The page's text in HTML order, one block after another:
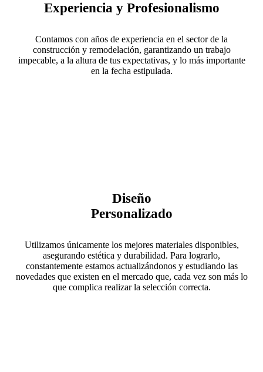
Experiencia y Profesionalismo
Contamos con años de experiencia en el sector de la
construcción y remodelación, garantizando un trabajo
impecable, a la altura de tus expectativas, y lo más importante
en la fecha estipulada.
Diseño
Personalizado
Utilizamos únicamente los mejores materiales disponibles,
asegurando estética y durabilidad. Para lograrlo,
constantemente estamos actualizándonos y estudiando las
novedades que existen en el mercado que, cada vez son más lo
que complica realizar la selección correcta.